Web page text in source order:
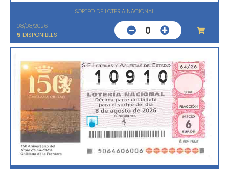
SORTEO DE LOTERIA NACIONAL
08/08/2026
5 DISPONIBLES 0